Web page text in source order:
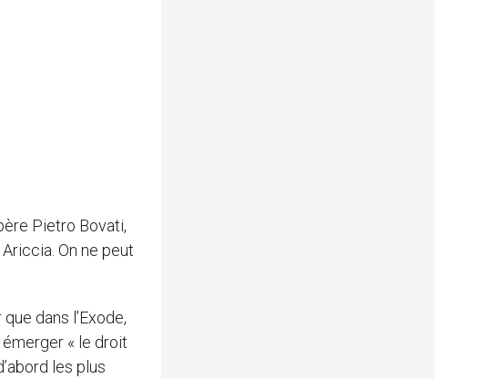
Pietro Bovati,
On ne peut
dans l’Exode,
« le droit
les plus